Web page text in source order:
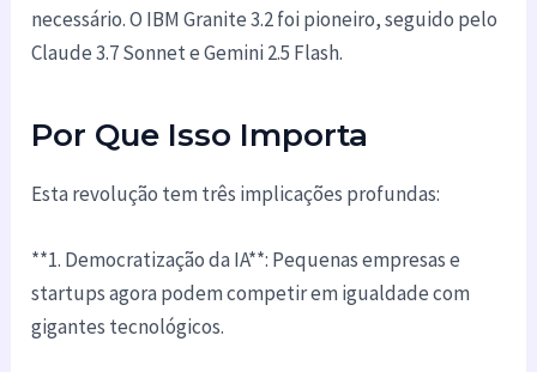
necessário. O IBM Granite 3.2 foi pioneiro, seguido pelo
Claude 3.7 Sonnet e Gemini 2.5 Flash.
Por Que Isso Importa
Esta revolução tem três implicações profundas:
**1. Democratização da IA**: Pequenas empresas e
startups agora podem competir em igualdade com
gigantes tecnológicos.